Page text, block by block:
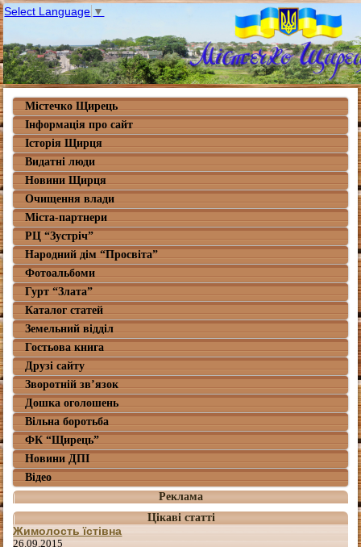
Select Language ▼
Містечко Щирець
Інформація про сайт
Історія Щирця
Видатні люди
Новини Щирця
Очищення влади
Міста-партнери
РЦ “Зустріч”
Народний дім “Просвіта”
Фотоальбоми
Гурт “Злата”
Каталог статей
Земельний відділ
Гостьова книга
Друзі сайту
Зворотній зв’язок
Дошка оголошень
Вільна боротьба
ФК “Щирець”
Новини ДПІ
Відео
Реклама
Цікаві статті
Жимолость їстівна
26.09.2015